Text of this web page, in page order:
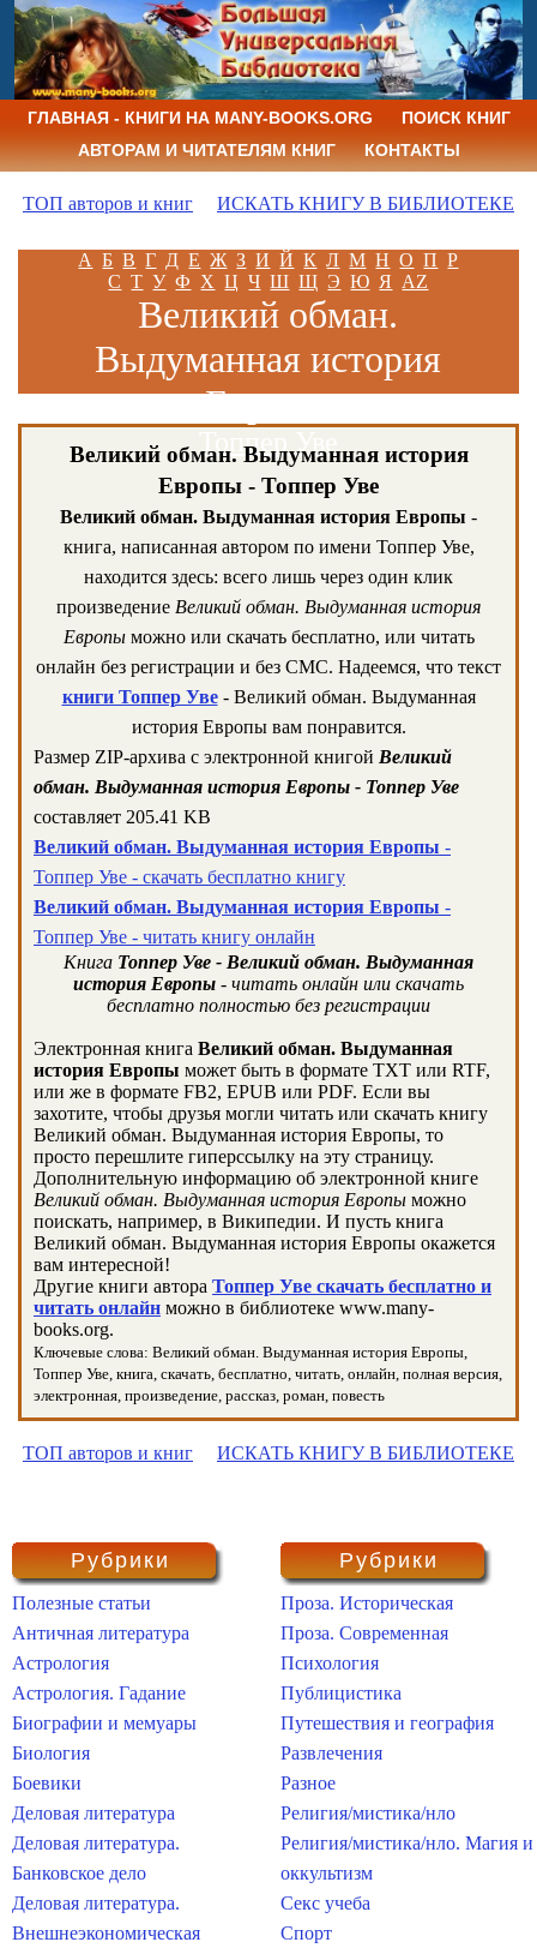
ГЛАВНАЯ - КНИГИ НА MANY-BOOKS.ORG
ПОИСК КНИГ
АВТОРАМ И ЧИТАТЕЛЯМ КНИГ
КОНТАКТЫ
ТОП авторов и книг ИСКАТЬ КНИГУ В БИБЛИОТЕКЕ
А Б В Г Д Е Ж З И Й К Л М Н О П Р
С Т У Ф Х Ц Ч Ш Щ Э Ю Я AZ
Великий обман.
Выдуманная история
Европы
Топпер Уве
Великий обман. Выдуманная история
Европы - Топпер Уве
Великий обман. Выдуманная история Европы -
книга, написанная автором по имени Топпер Уве,
находится здесь: всего лишь через один клик
произведение Великий обман. Выдуманная история
Европыможно или скачать бесплатно, или читать
онлайн без регистрации и без СМС. Надеемся, что текст
книги Топпер Уве- Великий обман. Выдуманная
история Европы вам понравится.
Размер ZIP-архива c электронной книгой Великий
обман. Выдуманная история Европы - Топпер Уве
составляет 205.41 KB
Великий обман. Выдуманная история Европы -
Топпер Уве - скачать бесплатно книгу
Великий обман. Выдуманная история Европы -
Топпер Уве - читать книгу онлайн
Книга Топпер Уве - Великий обман. Выдуманная
история Европы - читать онлайн или скачать
бесплатно полностью без регистрации
Электронная книга Великий обман. Выдуманная
история Европы может быть в формате TXT или RTF,
или же в формате FB2, EPUB или PDF. Если вы
захотите, чтобы друзья могли читать или скачать книгу
Великий обман. Выдуманная история Европы, то
просто перешлите гиперссылку на эту страницу.
Дополнительную информацию об электронной книге
Великий обман. Выдуманная история Европы можно
поискать, например, в Википедии. И пусть книга
Великий обман. Выдуманная история Европы окажется
вам интересной!
Другие книги автора Топпер Уве скачать бесплатно и
читать онлайн можно в библиотеке www.many-
books.org.
Ключевые слова: Великий обман. Выдуманная история Европы,
Топпер Уве, книга, скачать, бесплатно, читать, онлайн, полная версия,
электронная, произведение, рассказ, роман, повесть
ТОП авторов и книг ИСКАТЬ КНИГУ В БИБЛИОТЕКЕ
Рубрики
Полезные статьи
Античная литература
Астрология
Астрология. Гадание
Биографии и мемуары
Биология
Боевики
Деловая литература
Деловая литература.
Банковское дело
Деловая литература.
Внешнеэкономическая
Рубрики
Проза. Историческая
Проза. Современная
Психология
Публицистика
Путешествия и география
Развлечения
Разное
Религия/мистика/нло
Религия/мистика/нло. Магия и
оккультизм
Секс учеба
Спорт